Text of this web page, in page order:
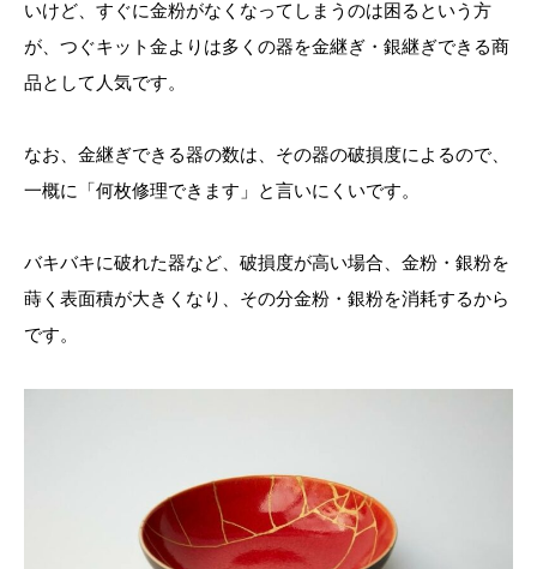
いけど、すぐに金粉がなくなってしまうのは困るという方
が、つぐキット金よりは多くの器を金継ぎ・銀継ぎできる商
品として人気です。
なお、金継ぎできる器の数は、その器の破損度によるので、
一概に「何枚修理できます」と言いにくいです。
バキバキに破れた器など、破損度が高い場合、金粉・銀粉を
蒔く表面積が大きくなり、その分金粉・銀粉を消耗するから
です。